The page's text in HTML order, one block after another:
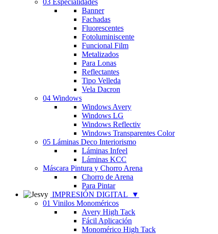
03 Especialidades
Banner
Fachadas
Fluorescentes
Fotoluminiscente
Funcional Film
Metalizados
Para Lonas
Reflectantes
Tipo Velleda
Vela Dacron
04 Windows
Windows Avery
Windows LG
Windows Reflectiv
Windows Transparentes Color
05 Láminas Deco Interiorismo
Láminas Infeel
Láminas KCC
Máscara Pintura y Chorro Arena
Chorro de Arena
Para Pintar
IMPRESIÓN DIGITAL
▼
01 Vinilos Monoméricos
Avery High Tack
Fácil Aplicación
Monomérico High Tack